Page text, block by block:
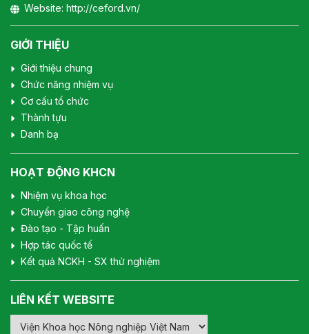
Website: http://ceford.vn/
GIỚI THIỆU
Giới thiệu chung
Chức năng nhiệm vụ
Cơ cấu tổ chức
Thành tựu
Danh bạ
HOẠT ĐỘNG KHCN
Nhiệm vụ khoa học
Chuyển giao công nghệ
Đào tạo - Tập huấn
Hợp tác quốc tế
Kết quả NCKH - SX thử nghiệm
LIÊN KẾT WEBSITE